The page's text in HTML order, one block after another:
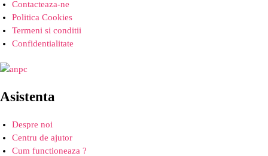
Contacteaza-ne
Politica Cookies
Termeni si conditii
Confidentialitate
Asistenta
Despre noi
Centru de ajutor
Cum functioneaza ?